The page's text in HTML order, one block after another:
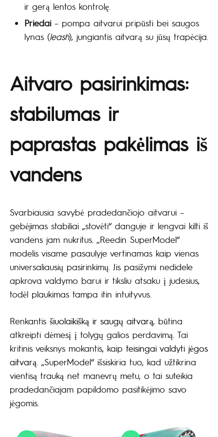
ir gerą lentos kontrolę.
Priedai– pompa aitvarui pripūsti bei saugos
lynas (leash), jungiantis aitvarą su jūsų trapėcija.
Aitvaro pasirinkimas:
stabilumas ir
paprastas pakėlimas iš
vandens
Svarbiausia savybė pradedančiojo aitvarui –
gebėjimas stabiliai „stovėti“ danguje ir lengvai kilti iš
vandens jam nukritus. „Reedin SuperModel“
modelis visame pasaulyje vertinamas kaip vienas
universaliausių pasirinkimų. Jis pasižymi nedidele
apkrova valdymo barui ir tiksliu atsaku į judesius,
todėl plaukimas tampa itin intuityvus.
Renkantis šiuolaikišką ir saugų aitvarą , būtina
atkreipti dėmesį į tolygų galios perdavimą. Tai
kritinis veiksnys mokantis, kaip teisingai valdyti jėgos
aitvarą . „SuperModel“ išsiskiria tuo, kad užtikrina
vientisą trauką net manevrų metu, o tai suteikia
pradedančiajam papildomo pasitikėjimo savo
jėgomis.